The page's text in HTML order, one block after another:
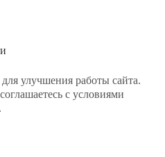
улучшения работы сайта.
с условиями